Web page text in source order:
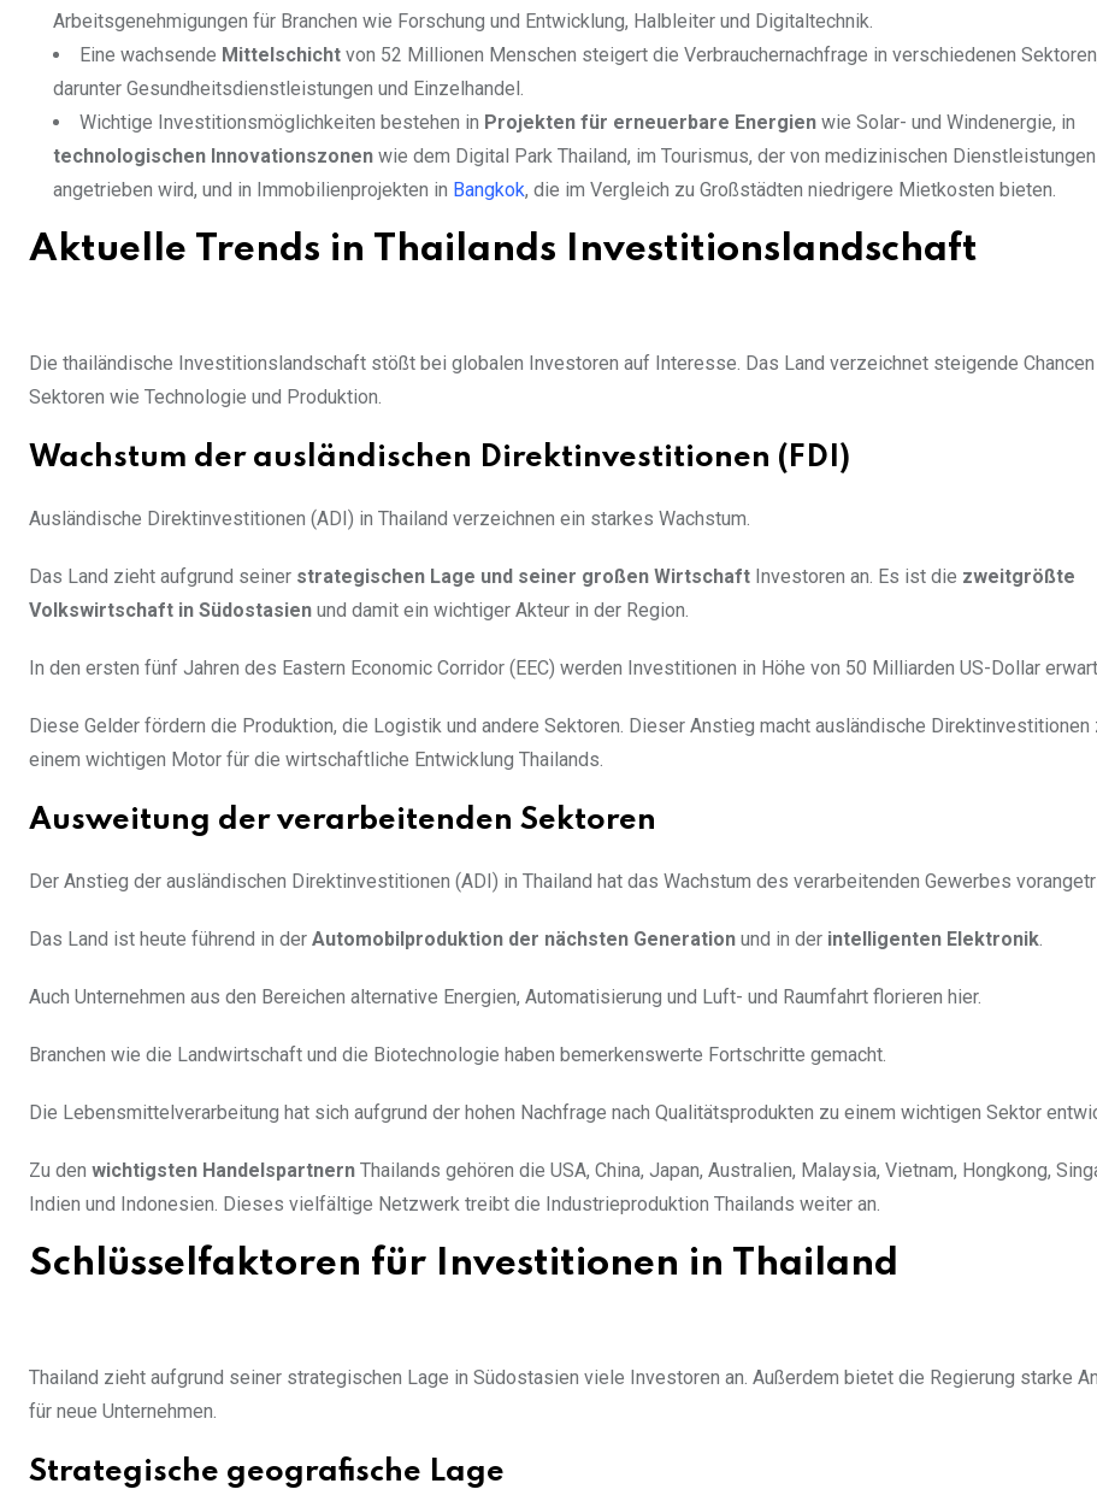
Arbeitsgenehmigungen für Branchen wie Forschung und Entwicklung, Halbleiter und Digitaltechnik.
Eine wachsende Mittelschicht von 52 Millionen Menschen steigert die Verbrauchernachfrage in verschiedenen
darunter Gesundheitsdienstleistungen und Einzelhandel.
Wichtige Investitionsmöglichkeiten bestehen in Projekten für erneuerbare Energien wie Solar- und Windenergie, in
technologischen Innovationszonen wie dem Digital Park Thailand, im Tourismus, der von medizinischen Dienstleistungen
angetrieben wird, und in Immobilienprojekten in Bangkok, die im Vergleich zu Großstädten niedrigere Mietkosten bieten.
Aktuelle Trends in Thailands Investitionslandschaft
Die thailändische Investitionslandschaft stößt bei globalen Investoren auf Interesse. Das Land verzeichnet steigende Chancen
Sektoren wie Technologie und Produktion.
Wachstum der ausländischen Direktinvestitionen (FDI)
Ausländische Direktinvestitionen (ADI) in Thailand verzeichnen ein starkes Wachstum.
Das Land zieht aufgrund seiner strategischen Lage und seiner großen Wirtschaft Investoren an. Es ist die zweitgrößte
Volkswirtschaft in Südostasien und damit ein wichtiger Akteur in der Region.
In den ersten fünf Jahren des Eastern Economic Corridor (EEC) werden Investitionen in Höhe von 50 Milliarden US-Dollar
Diese Gelder fördern die Produktion, die Logistik und andere Sektoren. Dieser Anstieg macht ausländische Direktinvestitionen
einem wichtigen Motor für die wirtschaftliche Entwicklung Thailands.
Ausweitung der verarbeitenden Sektoren
Der Anstieg der ausländischen Direktinvestitionen (ADI) in Thailand hat das Wachstum des verarbeitenden Gewerbes
Das Land ist heute führend in der Automobilproduktion der nächsten Generation und in der intelligenten Elektronik
Auch Unternehmen aus den Bereichen alternative Energien, Automatisierung und Luft- und Raumfahrt florieren hier.
Branchen wie die Landwirtschaft und die Biotechnologie haben bemerkenswerte Fortschritte gemacht.
Die Lebensmittelverarbeitung hat sich aufgrund der hohen Nachfrage nach Qualitätsprodukten zu einem wichtigen Sektor
Zu den wichtigsten Handelspartnern Thailands gehören die USA, China, Japan, Australien, Malaysia, Vietnam, Hongkong,
Indien und Indonesien. Dieses vielfältige Netzwerk treibt die Industrieproduktion Thailands weiter an.
Schlüsselfaktoren für Investitionen in Thailand
Thailand zieht aufgrund seiner strategischen Lage in Südostasien viele Investoren an. Außerdem bietet die Regierung starke
für neue Unternehmen.
Strategische geografische Lage